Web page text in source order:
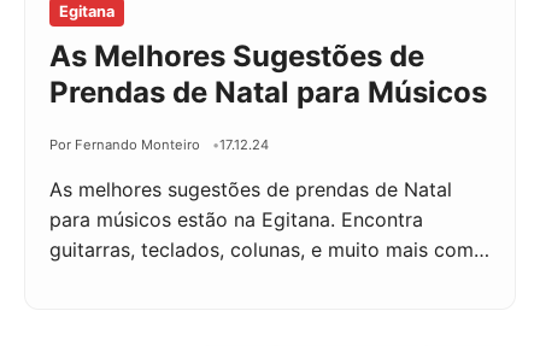
Egitana
As Melhores Sugestões de
Prendas de Natal para Músicos
Por Fernando Monteiro 17.12.24
As melhores sugestões de prendas de Natal
para músicos estão na Egitana. Encontra
guitarras, teclados, colunas, e muito mais com…